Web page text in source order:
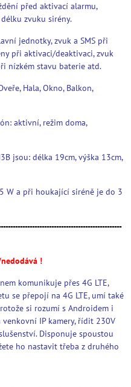
před aktivací alarmu,
zvuku sirény.
jednotky, zvuk a SMS při
při aktivaci/deaktivaci, zvuk
nízkém stavu baterie atd.
Hala, Okno, Balkon,
aktivní, režim doma,
jsou: délka 19cm, výška 13cm,
W a při houkající siréně je do 3
!
komunikuje přes 4G LTE,
se přepojí na 4G LTE, umí také
si rozumí s Androidem i
IP kamery, řídit 230V
Disponuje spoustou
ho nastavit třeba z druhého